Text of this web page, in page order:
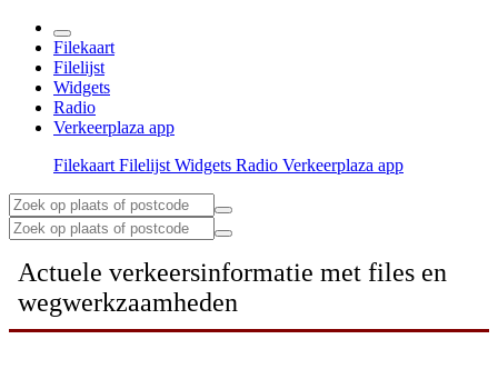
Filekaart
Filelijst
Widgets
Radio
Verkeerplaza app
Filekaart Filelijst Widgets Radio Verkeerplaza app
Actuele verkeersinformatie met files en
wegwerkzaamheden